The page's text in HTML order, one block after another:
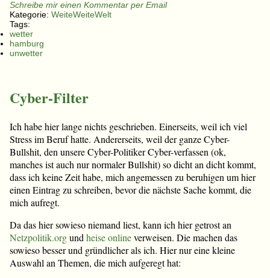
Schreibe mir einen Kommentar per Email
Kategorie: WeiteWeiteWelt
Tags:
wetter
hamburg
unwetter
Cyber-Filter
Ich habe hier lange nichts geschrieben. Einerseits, weil ich viel
Stress im Beruf hatte. Andererseits, weil der ganze Cyber-
Bullshit, den unsere Cyber-Politiker Cyber-verfassen (ok,
manches ist auch nur normaler Bullshit) so dicht an dicht kommt,
dass ich keine Zeit habe, mich angemessen zu beruhigen um hier
einen Eintrag zu schreiben, bevor die nächste Sache kommt, die
mich aufregt.
Da das hier sowieso niemand liest, kann ich hier getrost an
Netzpolitik.orgund heise onlineverweisen. Die machen das
sowieso besser und gründlicher als ich. Hier nur eine kleine
Auswahl an Themen, die mich aufgeregt hat: